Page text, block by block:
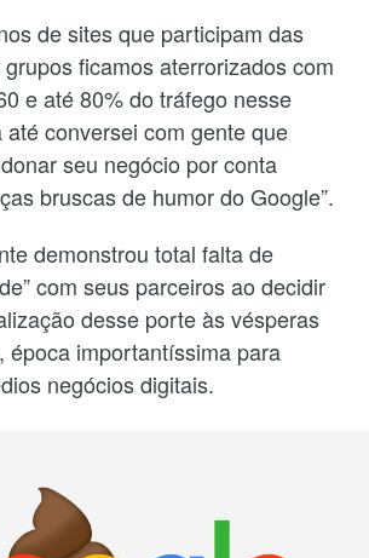
de sites que participam das
ficamos aterrorizados com
e até 80% do tráfego nesse
conversei com gente que
seu negócio por conta
bruscas de humor do Google”.
demonstrou total falta de
com seus parceiros ao decidir
desse porte às vésperas
época importantíssima para
negócios digitais.